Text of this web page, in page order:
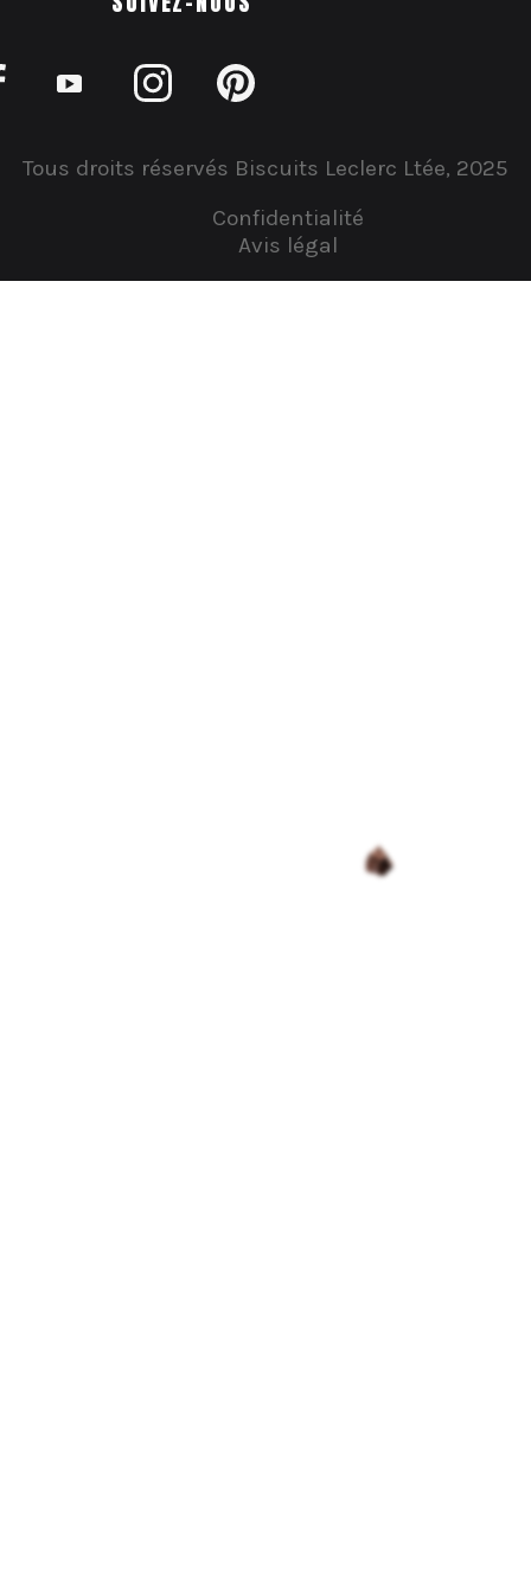
Tous droits réservés Biscuits Leclerc Ltée, 2025
Confidentialité
Avis légal